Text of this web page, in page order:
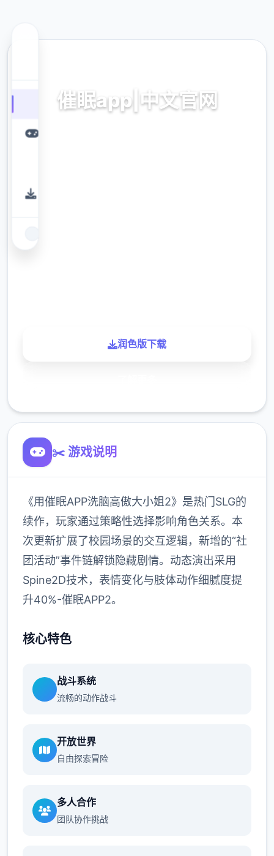
催眠app|中文官网
润色版下载
✂️ 游戏说明
《用催眠APP洗脑高傲大小姐2》是热门SLG的
续作，玩家通过策略性选择影响角色关系。本
次更新扩展了校园场景的交互逻辑，新增的“社
团活动”事件链解锁隐藏剧情。动态演出采用
Spine2D技术，表情变化与肢体动作细腻度提
升40%-催眠APP2。
核心特色
战斗系统
流畅的动作战斗
开放世界
自由探索冒险
多人合作
团队协作挑战